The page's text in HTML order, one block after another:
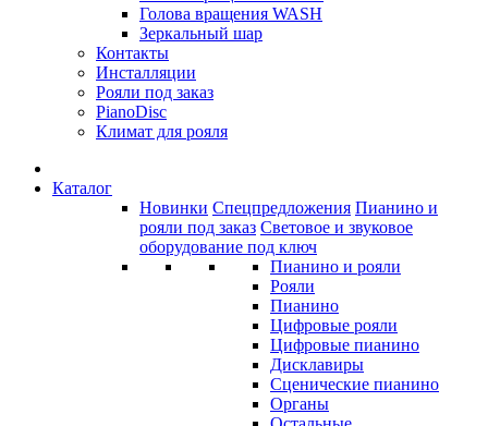
Голова вращения WASH
Зеркальный шар
Контакты
Инсталляции
Рояли под заказ
PianoDisc
Климат для рояля
Каталог
Новинки Спецпредложения Пианино и
рояли под заказ Световое и звуковое
оборудование под ключ
Пианино и рояли
Рояли
Пианино
Цифровые рояли
Цифровые пианино
Дисклавиры
Сценические пианино
Органы